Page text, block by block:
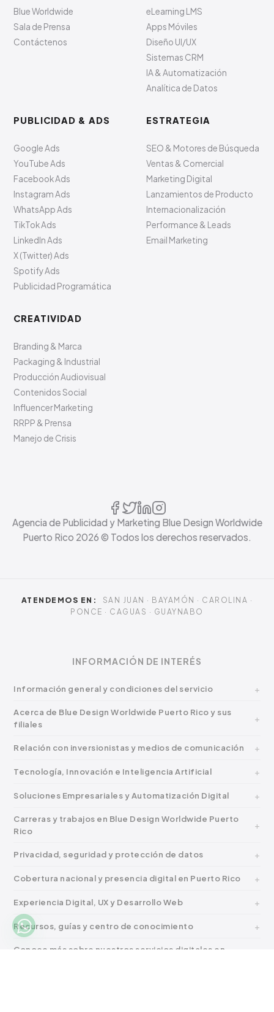
Blue Worldwide
Sala de Prensa
Contáctenos
eLearning LMS
Apps Móviles
Diseño UI/UX
Sistemas CRM
IA & Automatización
Analítica de Datos
PUBLICIDAD & ADS
Google Ads
YouTube Ads
Facebook Ads
Instagram Ads
WhatsApp Ads
TikTok Ads
LinkedIn Ads
X (Twitter) Ads
Spotify Ads
Publicidad Programática
ESTRATEGIA
SEO & Motores de Búsqueda
Ventas & Comercial
Marketing Digital
Lanzamientos de Producto
Internacionalización
Performance & Leads
Email Marketing
CREATIVIDAD
Branding & Marca
Packaging & Industrial
Producción Audiovisual
Contenidos Social
Influencer Marketing
RRPP & Prensa
Manejo de Crisis
Agencia de Publicidad y Marketing Blue Design Worldwide
Puerto Rico 2026 © Todos los derechos reservados.
ATENDEMOS EN:
SAN JUAN · BAYAMÓN · CAROLINA ·
PONCE · CAGUAS · GUAYNABO
INFORMACIÓN DE INTERÉS
Información general y condiciones del servicio
Acerca de Blue Design Worldwide Puerto Rico y sus
filiales
Relación con inversionistas y medios de comunicación
Tecnología, Innovación e Inteligencia Artificial
Soluciones Empresariales y Automatización Digital
Carreras y trabajos en Blue Design Worldwide Puerto
Rico
Privacidad, seguridad y protección de datos
Cobertura nacional y presencia digital en Puerto Rico
Experiencia Digital, UX y Desarrollo Web
Recursos, guías y centro de conocimiento
Conoce más sobre nuestros servicios digitales en